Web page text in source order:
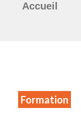
Accueil
Formation